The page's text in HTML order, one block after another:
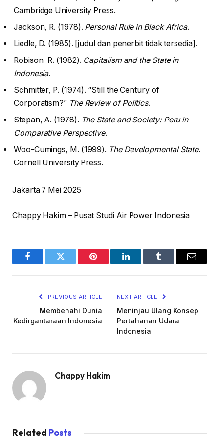
Cambridge University Press.
Jackson, R. (1978). Personal Rule in Black Africa.
Liedle, D. (1985). [judul dan penerbit tidak tersedia].
Robison, R. (1982). Capitalism and the State in
Indonesia.
Schmitter, P. (1974). “Still the Century of
Corporatism?” The Review of Politics.
Stepan, A. (1978). The State and Society: Peru in
Comparative Perspective.
Woo-Cumings, M. (1999). The Developmental State.
Cornell University Press.
Jakarta 7 Mei 2025
Chappy Hakim – Pusat Studi Air Power Indonesia
FacebookTwitter Pinterest LinkedInTumblr Email
PREVIOUS ARTICLE
Membenahi Dunia
Kedirgantaraan Indonesia
NEXT ARTICLE
Meninjau Ulang Konsep
Pertahanan Udara
Indonesia
Chappy Hakim
Related Posts